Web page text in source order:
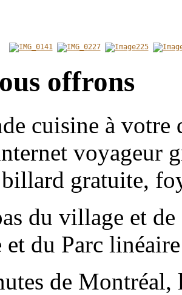
offrons
cuisine à
voyageur
gratuite,
du village et de
et du Parc
de Montréal,